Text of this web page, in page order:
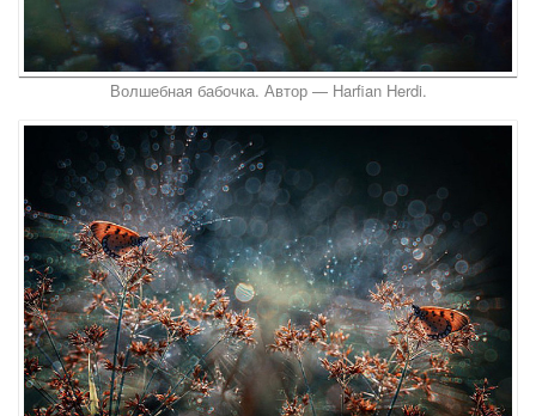
Волшебная бабочка. Автор — Harfian Herdi.